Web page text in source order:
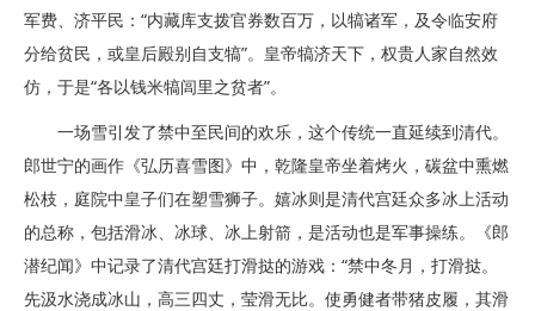
军费、济平民：“内藏库支拨官券数百万，以犒诸军，及令临安府
分给贫民，或皇后殿别自支犒”。皇帝犒济天下，权贵人家自然效
仿，于是“各以钱米犒闾里之贫者”。
一场雪引发了禁中至民间的欢乐，这个传统一直延续到清代。
郎世宁的画作《弘历喜雪图》中，乾隆皇帝坐着烤火，碳盆中熏燃
松枝，庭院中皇子们在塑雪狮子。嬉冰则是清代宫廷众多冰上活动
的总称，包括滑冰、冰球、冰上射箭，是活动也是军事操练。《郎
潜纪闻》中记录了清代宫廷打滑挞的游戏：“禁中冬月，打滑挞。
先汲水浇成冰山，高三四丈，莹滑无比。使勇健者带猪皮履，其滑